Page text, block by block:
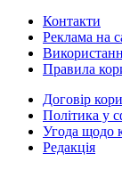
Контакти
Реклама на
Правила
Договір
Політика у
Угода щодо
Редакція